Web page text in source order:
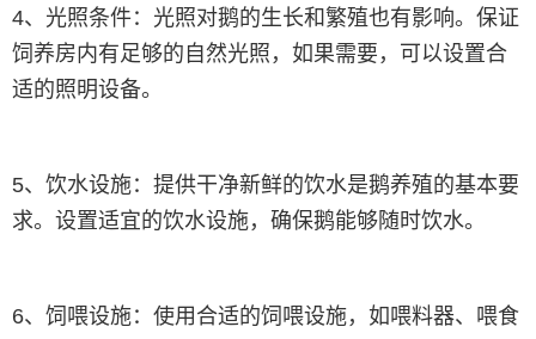
4、光照条件：光照对鹅的生长和繁殖也有影响。保证
饲养房内有足够的自然光照，如果需要，可以设置合
适的照明设备。
5、饮水设施：提供干净新鲜的饮水是鹅养殖的基本要
求。设置适宜的饮水设施，确保鹅能够随时饮水。
6、饲喂设施：使用合适的饲喂设施，如喂料器、喂食